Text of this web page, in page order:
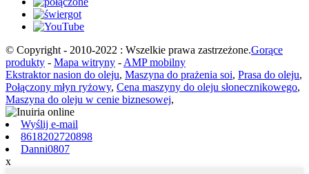
© Copyright - 2010-2022 : Wszelkie prawa zastrzeżone.Gorące
produkty - Mapa witryny - AMP mobilny
Ekstraktor nasion do oleju, Maszyna do prażenia soi, Prasa do oleju,
Połączony młyn ryżowy, Cena maszyny do oleju słonecznikowego,
Maszyna do oleju w cenie biznesowej,
Wyślij e-mail
8618202720898
Danni0807
x